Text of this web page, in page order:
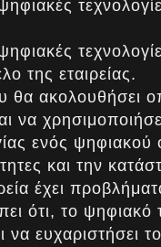
της εταιρείας.
θα ακολουθήσει
να
ενός ψηφιακού
και την
έχει
ότι, το ψηφιακό
ευχαριστήσει